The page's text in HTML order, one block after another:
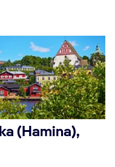
(Hamina),